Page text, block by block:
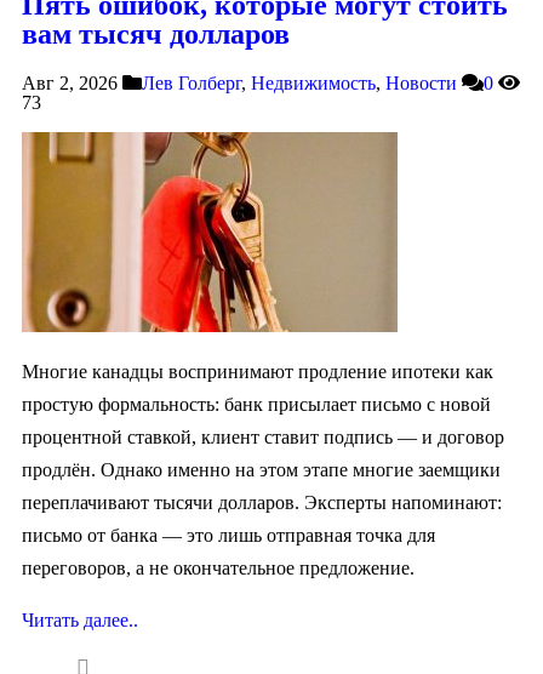
вам тысяч долларов
Авг 2, 2026 Лев Голберг, Недвижимость, Новости
0
73
Многие канадцы воспринимают продление ипотеки как
простую формальность: банк присылает письмо с новой
процентной ставкой, клиент ставит подпись — и договор
продлён. Однако именно на этом этапе многие заемщики
переплачивают тысячи долларов. Эксперты напоминают:
письмо от банка — это лишь отправная точка для
переговоров, а не окончательное предложение.
Читать далее..